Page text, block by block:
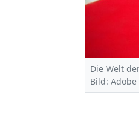
Die Welt
Bild: